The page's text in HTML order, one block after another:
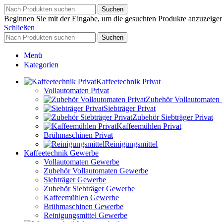
Suchen
Beginnen Sie mit der Eingabe, um die gesuchten Produkte
Schließen
Suchen
Menü
Kategorien
Kaffeetechnik Privat
Vollautomaten Privat
Zubehör Vollautomaten
Siebträger Privat
Zubehör Siebträger Privat
Kaffeemühlen Privat
Brühmaschinen Privat
Reinigungsmittel
Kaffeetechnik Gewerbe
Vollautomaten Gewerbe
Zubehör Vollautomaten Gewerbe
Siebträger Gewerbe
Zubehör Siebträger Gewerbe
Kaffeemühlen Gewerbe
Brühmaschinen Gewerbe
Reinigungsmittel Gewerbe